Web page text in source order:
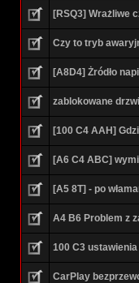
[RSQ3] Wrażliwe
Czy to tryb
[A8D4] Żródło
zablokowane
[100 C4 AAH]
[A6 C4 ABC]
[A5 8T] - po
A4 B6 Problem z
100 C3
CarPlay